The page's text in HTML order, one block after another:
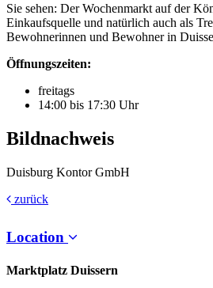
Sie sehen: Der Wochenmarkt auf der
Einkaufsquelle und natürlich auch als
Bewohnerinnen und Bewohner in
Öffnungszeiten:
freitags
14:00 bis 17:30 Uhr
Bildnachweis
Duisburg Kontor GmbH
zurück
Location
Marktplatz Duissern